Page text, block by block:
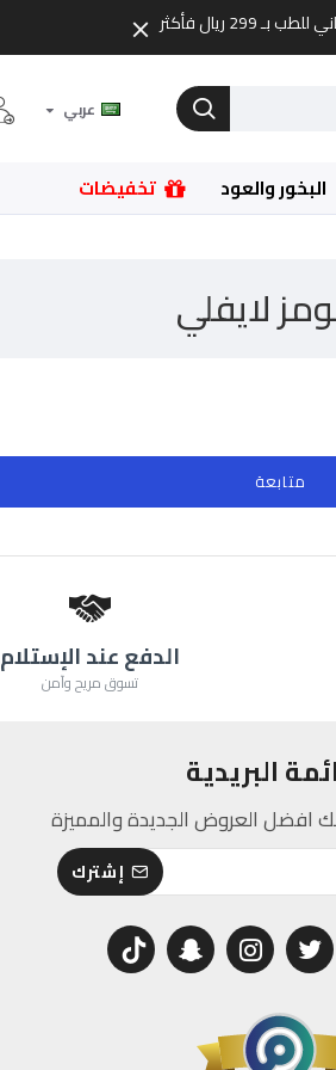
299 ريال فأكثر
عربي
البخور والعود تخفيضات
لايفلي
متابعة
الدفع عند الإستلام
تسوق مريح وآمن
البريدية
افضل العروض الجديدة والمميزة
إشترك